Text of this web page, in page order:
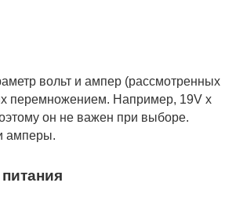
вольт и ампер (рассмотренных
перемножением. Например, 19V x
он не важен при выборе.
амперы.